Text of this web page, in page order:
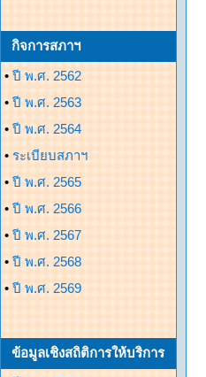
กิจการสภาฯ
• ปี พ.ศ. 2562
• ปี พ.ศ. 2563
• ปี พ.ศ. 2564
• ระเบียบสภาฯ
• ปี พ.ศ. 2565
• ปี พ.ศ. 2566
• ปี พ.ศ. 2567
• ปี พ.ศ. 2568
• ปี พ.ศ. 2569
ข้อมูลเชิงสถิติการให้บริการ